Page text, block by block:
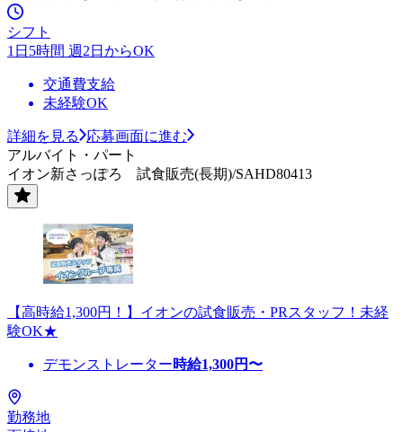
シフト
1日5時間 週2日からOK
交通費支給
未経験OK
詳細を見る
応募画面に進む
アルバイト・パート
イオン新さっぽろ 試食販売(長期)/SAHD80413
【高時給1,300円！】イオンの試食販売・PRスタッフ！未経
験OK★
デモンストレーター時給1,300円〜
勤務地